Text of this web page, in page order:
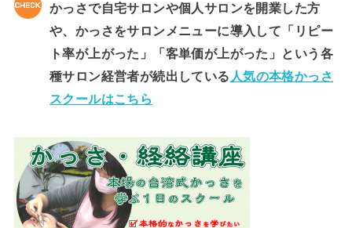
かっさで自宅サロンや個人サロンを開業した方
や、かっさをサロンメニューに導入して「リピー
ト率が上がった」「客単価が上がった」という各
種サロン経営者が続出している 人気の本格かっさ
スクールはこちら